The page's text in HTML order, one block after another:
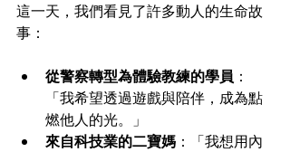
這一天，我們看見了許多動人的生命故
事：
從警察轉型為體驗教練的學員 ：
「我希望透過遊戲與陪伴，成為點
燃他人的光。」
來自科技業的二寶媽 ：「我想用內